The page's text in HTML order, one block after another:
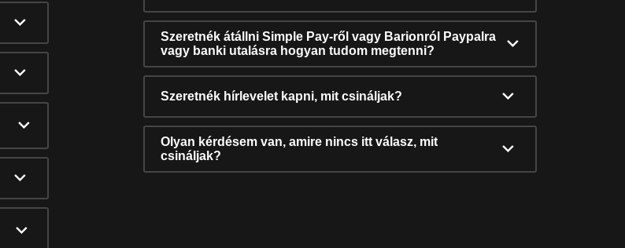
Szeretnék átállni Simple Pay-ről vagy Barionról Paypalra
vagy banki utalásra hogyan tudom megtenni?
Szeretnék hírlevelet kapni, mit csináljak?
Olyan kérdésem van, amire nincs itt válasz, mit
csináljak?